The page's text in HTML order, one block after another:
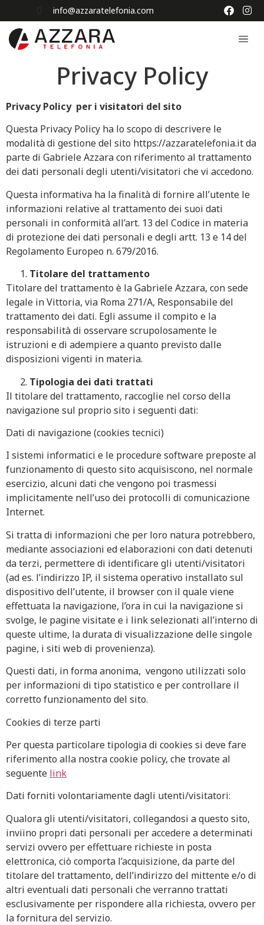
info@azzaratelefonia.com
Privacy Policy
Privacy Policy per i visitatori del sito
Questa Privacy Policy ha lo scopo di descrivere le
modalità di gestione del sito https://azzaratelefonia.it da
parte di Gabriele Azzara con riferimento al trattamento
dei dati personali degli utenti/visitatori che vi accedono.
Questa informativa ha la finalità di fornire all’utente le
informazioni relative al trattamento dei suoi dati
personali in conformità all’art. 13 del Codice in materia
di protezione dei dati personali e degli artt. 13 e 14 del
Regolamento Europeo n. 679/2016.
Titolare del trattamento
Titolare del trattamento è la Gabriele Azzara, con sede
legale in Vittoria, via Roma 271/A, Responsabile del
trattamento dei dati. Egli assume il compito e la
responsabilità di osservare scrupolosamente le
istruzioni e di adempiere a quanto previsto dalle
disposizioni vigenti in materia.
Tipologia dei dati trattati
Il titolare del trattamento, raccoglie nel corso della
navigazione sul proprio sito i seguenti dati:
Dati di navigazione (cookies tecnici)
I sistemi informatici e le procedure software preposte al
funzionamento di questo sito acquisiscono, nel normale
esercizio, alcuni dati che vengono poi trasmessi
implicitamente nell’uso dei protocolli di comunicazione
Internet.
Si tratta di informazioni che per loro natura potrebbero,
mediante associazioni ed elaborazioni con dati detenuti
da terzi, permettere di identificare gli utenti/visitatori
(ad es. l’indirizzo IP, il sistema operativo installato sul
dispositivo dell’utente, il browser con il quale viene
effettuata la navigazione, l’ora in cui la navigazione si
svolge, le pagine visitate e i link selezionati all’interno di
queste ultime, la durata di visualizzazione delle singole
pagine, i siti web di provenienza).
Questi dati, in forma anonima, vengono utilizzati solo
per informazioni di tipo statistico e per controllare il
corretto funzionamento del sito.
Cookies di terze parti
Per questa particolare tipologia di cookies si deve fare
riferimento alla nostra cookie policy, che trovate al
seguente link
Dati forniti volontariamente dagli utenti/visitatori:
Qualora gli utenti/visitatori, collegandosi a questo sito,
inviino propri dati personali per accedere a determinati
servizi ovvero per effettuare richieste in posta
elettronica, ciò comporta l’acquisizione, da parte del
titolare del trattamento, dell’indirizzo del mittente e/o di
altri eventuali dati personali che verranno trattati
esclusivamente per rispondere alla richiesta, ovvero per
la fornitura del servizio.